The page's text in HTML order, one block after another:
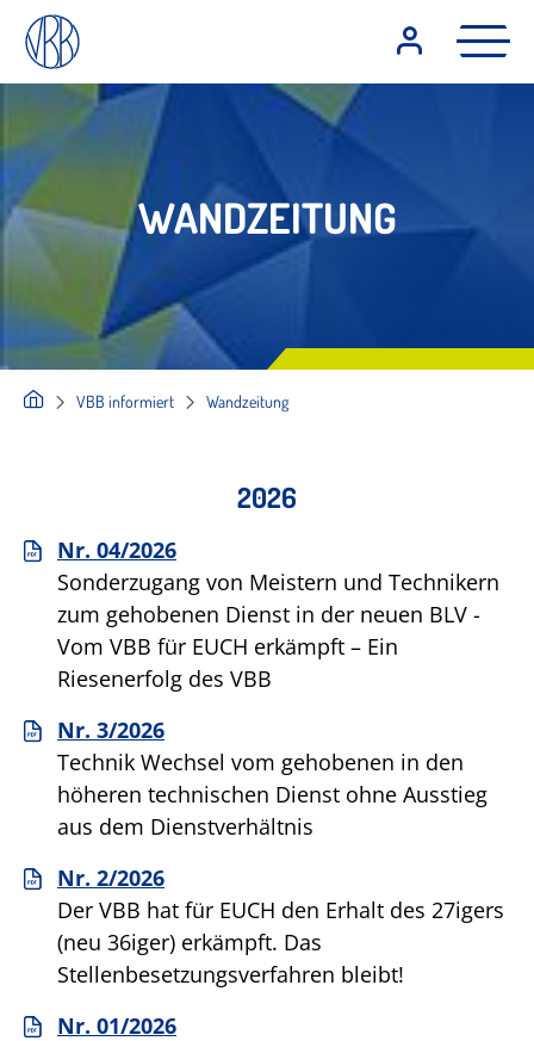
WANDZEITUNG
VBB informiert Wandzeitung
2026
Nr. 04/2026
Sonderzugang von Meistern und Technikern
zum gehobenen Dienst in der neuen BLV -
Vom VBB für EUCH erkämpft – Ein
Riesenerfolg des VBB
Nr. 3/2026
Technik Wechsel vom gehobenen in den
höheren technischen Dienst ohne Ausstieg
aus dem Dienstverhältnis
Nr. 2/2026
Der VBB hat für EUCH den Erhalt des 27igers
(neu 36iger) erkämpft. Das
Stellenbesetzungsverfahren bleibt!
Nr. 01/2026